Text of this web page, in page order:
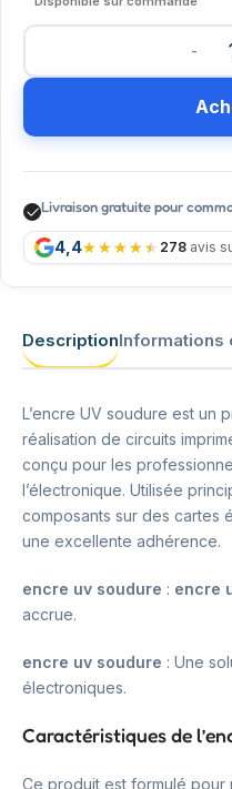
Livraison gratuite pour
4,4 278 avis
DescriptionInformations
L’encre UV soudure est un
réalisation de circuits
conçu pour les
l’électronique. Utilisée
composants sur des cartes
une excellente adhérence.
encre uv soudure : encre
accrue.
encre uv soudure : Une
électroniques.
Caractéristiques de
Ce produit est formulé